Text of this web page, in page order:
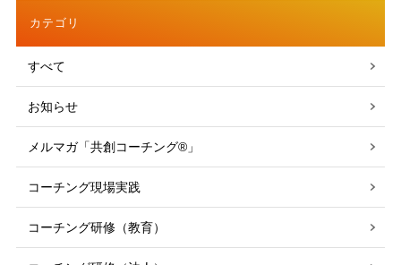
カテゴリ
すべて
お知らせ
メルマガ「共創コーチング®」
コーチング現場実践
コーチング研修（教育）